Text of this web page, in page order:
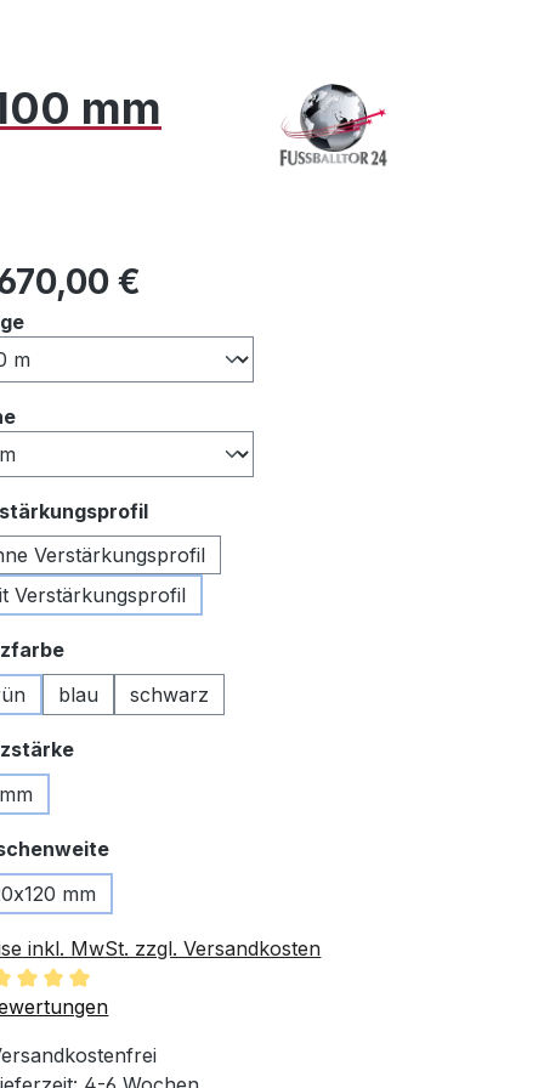
mm
Preis: €
auswählen
auswählen
auswählen
Verstärkungsprofil
Verstärkungsprofil
auswählen
blau schwarz
auswählen
auswählen
mm
inkl. MwSt. zzgl. Versandkosten
Bewertung von 5 von 5 Sternen